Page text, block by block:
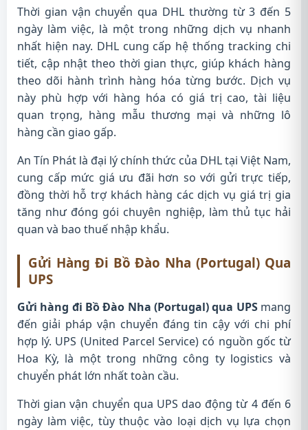
Thời gian vận chuyển qua DHL thường từ 3 đến 5
ngày làm việc, là một trong những dịch vụ nhanh
nhất hiện nay. DHL cung cấp hệ thống tracking chi
tiết, cập nhật theo thời gian thực, giúp khách hàng
theo dõi hành trình hàng hóa từng bước. Dịch vụ
này phù hợp với hàng hóa có giá trị cao, tài liệu
quan trọng, hàng mẫu thương mại và những lô
hàng cần giao gấp.
An Tín Phát là đại lý chính thức của DHL tại Việt Nam,
cung cấp mức giá ưu đãi hơn so với gửi trực tiếp,
đồng thời hỗ trợ khách hàng các dịch vụ giá trị gia
tăng như đóng gói chuyên nghiệp, làm thủ tục hải
quan và bao thuế nhập khẩu.
Gửi Hàng Đi Bồ Đào Nha (Portugal) Qua
UPS
Gửi hàng đi Bồ Đào Nha (Portugal) qua UPSmang
đến giải pháp vận chuyển đáng tin cậy với chi phí
hợp lý. UPS (United Parcel Service) có nguồn gốc từ
Hoa Kỳ, là một trong những công ty logistics và
chuyển phát lớn nhất toàn cầu.
Thời gian vận chuyển qua UPS dao động từ 4 đến 6
ngày làm việc, tùy thuộc vào loại dịch vụ lựa chọn